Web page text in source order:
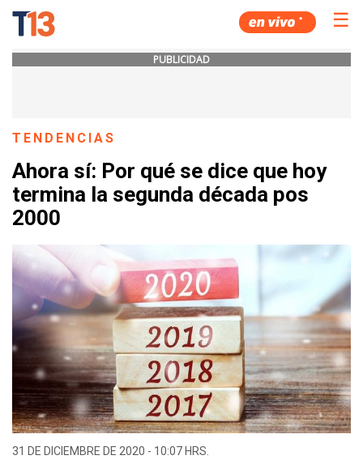
☰
PUBLICIDAD
TENDENCIAS
Ahora sí: Por qué se dice que hoy
termina la segunda década pos
2000
31 DE DICIEMBRE DE 2020 - 10:07 HRS.